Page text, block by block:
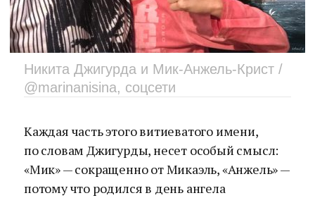
Никита Джигурда и Мик-Анжель-Крист /
@marinanisina, соцсети
Каждая часть этого витиеватого имени,
по словам Джигурды, несет особый смысл:
«Мик» — сокращенно от Микаэль, «Анжель» —
потому что родился в день ангела